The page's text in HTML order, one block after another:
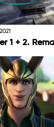
1 + 2.